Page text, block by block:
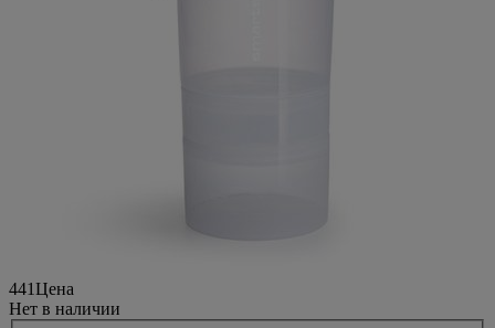
441Цена
Нет в наличии